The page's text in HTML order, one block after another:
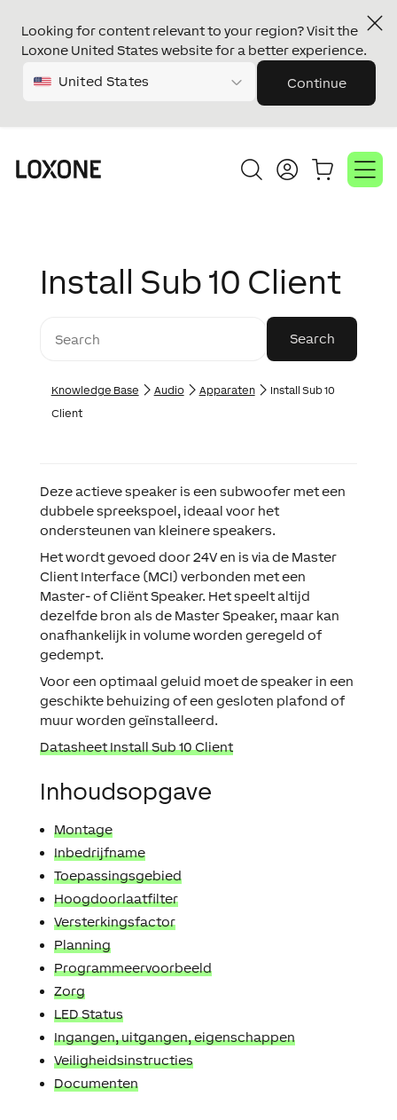
Looking for content relevant to your region? Visit the
Loxone United States website for a better experience.
United States Continue
Install Sub 10 Client
Knowledge Base Audio Apparaten
Install Sub 10
Client
Deze actieve speaker is een subwoofer met een
dubbele spreekspoel, ideaal voor het
ondersteunen van kleinere speakers.
Het wordt gevoed door 24V en is via de Master
Client Interface (MCI) verbonden met een
Master- of Cliënt Speaker. Het speelt altijd
dezelfde bron als de Master Speaker, maar kan
onafhankelijk in volume worden geregeld of
gedempt.
Voor een optimaal geluid moet de speaker in een
geschikte behuizing of een gesloten plafond of
muur worden geïnstalleerd.
Datasheet Install Sub 10 Client
Inhoudsopgave
Montage
Inbedrijfname
Toepassingsgebied
Hoogdoorlaatfilter
Versterkingsfactor
Planning
Programmeervoorbeeld
Zorg
LED Status
Ingangen, uitgangen, eigenschappen
Veiligheidsinstructies
Documenten